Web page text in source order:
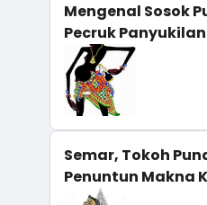
Mengenal Sosok
Pecruk Panyukilan
Semar, Tokoh
Penuntun Makna